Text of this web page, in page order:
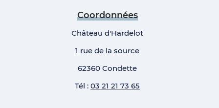
Coordonnées
Château d'Hardelot
1 rue de la source
62360 Condette
Tél :03 21 21 73 65